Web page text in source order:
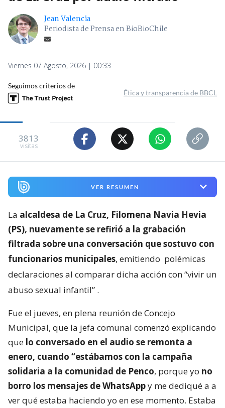
Jean Valencia
Periodista de Prensa en BioBioChile
Viernes 07 Agosto, 2026 | 00:33
Seguimos criterios de
Ética y transparencia de BBCL
3813
visitas
VER RESUMEN
La alcaldesa de La Cruz, Filomena Navia Hevia
(PS), nuevamente se refirió a la grabación
filtrada sobre una conversación que sostuvo con
funcionarios municipales, emitiendo polémicas
declaraciones al comparar dicha acción con “vivir un
abuso sexual infantil” .
Fue el jueves, en plena reunión de Concejo
Municipal, que la jefa comunal comenzó explicando
que lo conversado en el audio se remonta a
enero, cuando “estábamos con la campaña
solidaria a la comunidad de Penco, porque yo no
borro los mensajes de WhatsAppy me dediqué a a
ver qué estaba haciendo yo en ese momento. Estaba